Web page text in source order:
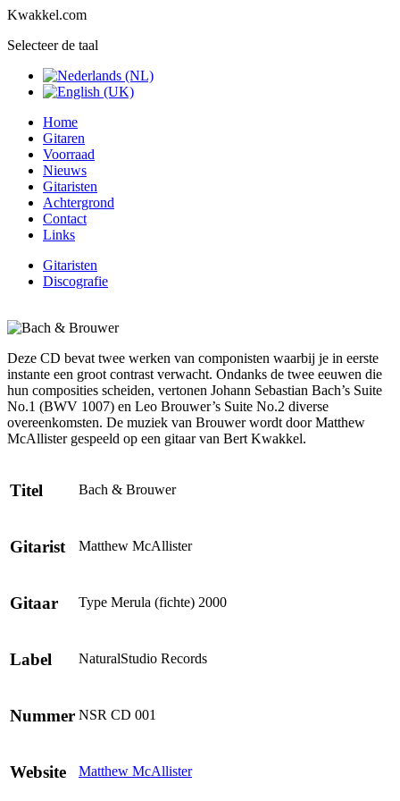
Kwakkel.com
Selecteer de taal
Home
Gitaren
Voorraad
Nieuws
Gitaristen
Achtergrond
Contact
Links
Gitaristen
Discografie
Deze CD bevat twee werken van componisten waarbij je in eerste
instante een groot contrast verwacht. Ondanks de twee eeuwen die
hun composities scheiden, vertonen Johann Sebastian Bach’s Suite
No.1 (BWV 1007) en Leo Brouwer’s Suite No.2 diverse
overeenkomsten. De muziek van Brouwer wordt door Matthew
McAllister gespeeld op een gitaar van Bert Kwakkel.
Titel Bach & Brouwer
Gitarist Matthew McAllister
Gitaar Type Merula (fichte) 2000
Label NaturalStudio Records
Nummer NSR CD 001
Website Matthew McAllister